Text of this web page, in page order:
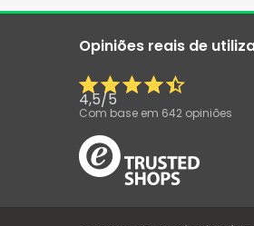
Opiniões reais de
4,5/5
Com base em 642 opiniões